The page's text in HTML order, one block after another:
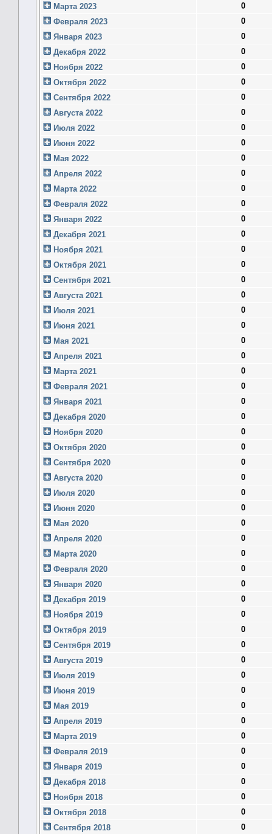
Марта 2023
0
Февраля 2023
0
Января 2023
0
Декабря 2022
0
Ноября 2022
0
Октября 2022
0
Сентября 2022
0
Августа 2022
0
Июля 2022
0
Июня 2022
0
Мая 2022
0
Апреля 2022
0
Марта 2022
0
Февраля 2022
0
Января 2022
0
Декабря 2021
0
Ноября 2021
0
Октября 2021
0
Сентября 2021
0
Августа 2021
0
Июля 2021
0
Июня 2021
0
Мая 2021
0
Апреля 2021
0
Марта 2021
0
Февраля 2021
0
Января 2021
0
Декабря 2020
0
Ноября 2020
0
Октября 2020
0
Сентября 2020
0
Августа 2020
0
Июля 2020
0
Июня 2020
0
Мая 2020
0
Апреля 2020
0
Марта 2020
0
Февраля 2020
0
Января 2020
0
Декабря 2019
0
Ноября 2019
0
Октября 2019
0
Сентября 2019
0
Августа 2019
0
Июля 2019
0
Июня 2019
0
Мая 2019
0
Апреля 2019
0
Марта 2019
0
Февраля 2019
0
Января 2019
0
Декабря 2018
0
Ноября 2018
0
Октября 2018
0
Сентября 2018
0